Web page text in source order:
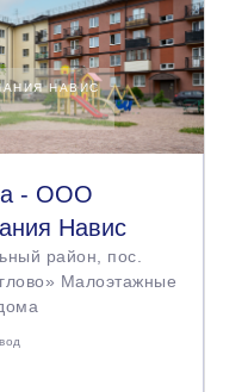
НАВИС
- ООО
Навис
район, пос.
Малоэтажные